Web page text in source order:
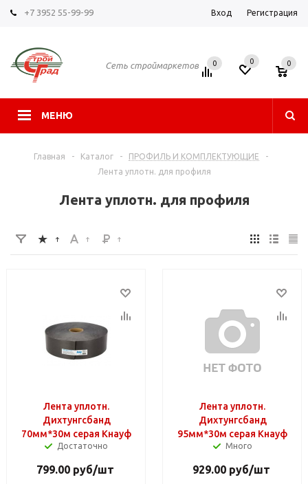
+7 3952 55-99-99 Вход Регистрация
Сеть строймаркетов
МЕНЮ
0 0 0
Главная - Каталог - ПРОФИЛЬ И КОМПЛЕКТУЮЩИЕ
-
Лента уплотн. для профиля
Лента уплотн. для профиля
Лента уплотн.
Дихтунгсбанд
70мм*30м серая Кнауф
Достаточно
799.00руб/шт
Лента уплотн.
Дихтунгсбанд
95мм*30м серая Кнауф
Много
929.00руб/шт